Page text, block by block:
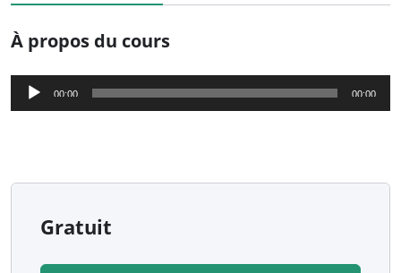
À propos du cours
Lecteur
audio
00:00 00:00
Gratuit